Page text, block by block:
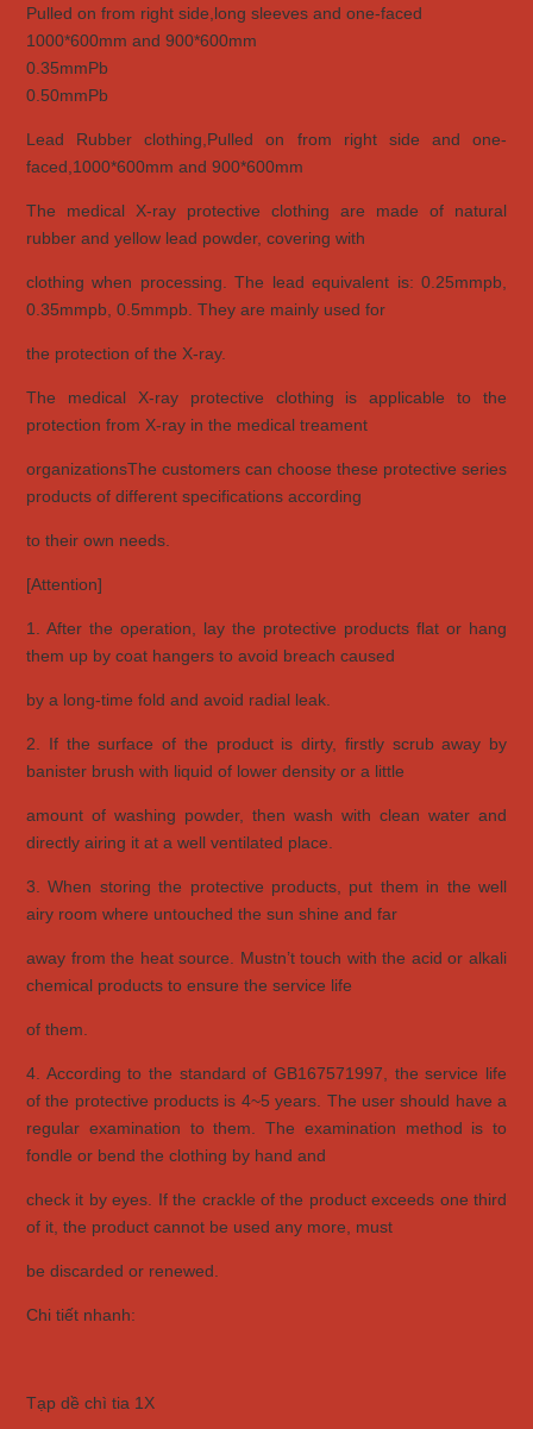
Pulled on from right side,long sleeves and one-faced
1000*600mm and 900*600mm
0.35mmPb
0.50mmPb
Lead Rubber clothing,Pulled on from right side and one-
faced,1000*600mm and 900*600mm
The medical X-ray protective clothing are made of natural
rubber and yellow lead powder, covering with
clothing when processing. The lead equivalent is: 0.25mmpb,
0.35mmpb, 0.5mmpb. They are mainly used for
the protection of the X-ray.
The medical X-ray protective clothing is applicable to the
protection from X-ray in the medical treament
organizationsThe customers can choose these protective series
products of different specifications according
to their own needs.
[Attention]
1. After the operation, lay the protective products flat or hang
them up by coat hangers to avoid breach caused
by a long-time fold and avoid radial leak.
2. If the surface of the product is dirty, firstly scrub away by
banister brush with liquid of lower density or a little
amount of washing powder, then wash with clean water and
directly airing it at a well ventilated place.
3. When storing the protective products, put them in the well
airy room where untouched the sun shine and far
away from the heat source. Mustn’t touch with the acid or alkali
chemical products to ensure the service life
of them.
4. According to the standard of GB167571997, the service life
of the protective products is 4~5 years. The user should have a
regular examination to them. The examination method is to
fondle or bend the clothing by hand and
check it by eyes. If the crackle of the product exceeds one third
of it, the product cannot be used any more, must
be discarded or renewed.
Chi tiết nhanh:
Tạp dề chì tia 1X